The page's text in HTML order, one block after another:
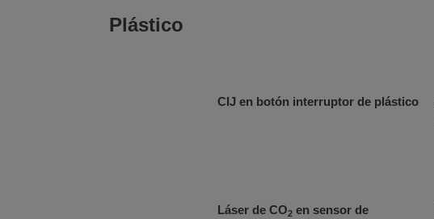
Plástico
CIJ en botón interruptor de plástico
Láser de CO2 en sensor de